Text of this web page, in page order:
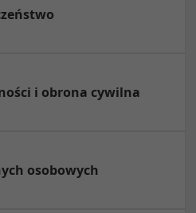
i obrona cywilna
osobowych